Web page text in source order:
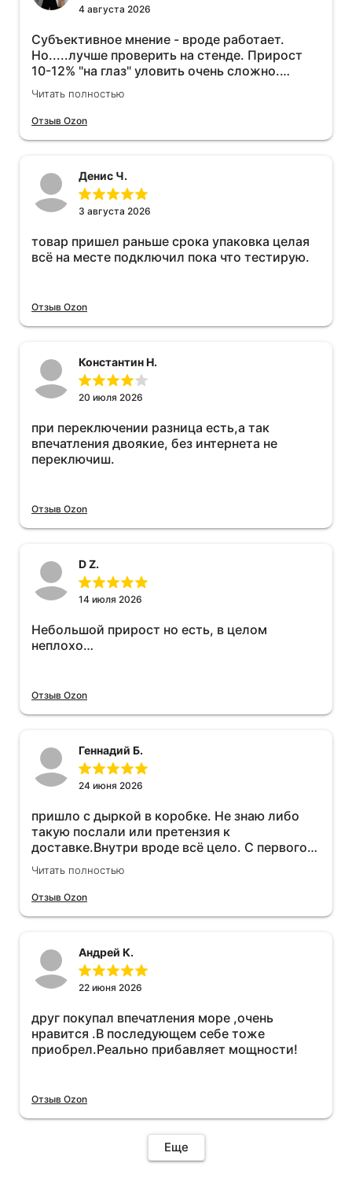
4 августа 2026
Субъективное мнение - вроде работает.
Но.....лучше проверить на стенде. Прирост
10-12% "на глаз" уловить очень сложно.
Покатаюсь, потом отключу и посмотрю, что
будет 😁.
Читать полностью
Отзыв Ozon
Денис Ч.
3 августа 2026
товар пришел раньше срока упаковка целая
всё на месте подключил пока что тестирую.
Отзыв Ozon
Константин Н.
20 июля 2026
при переключении разница есть,а так
впечатления двоякие, без интернета не
переключиш.
Отзыв Ozon
D Z.
14 июля 2026
Небольшой прирост но есть, в целом
неплохо…
Отзыв Ozon
Геннадий Б.
24 июня 2026
пришло с дыркой в коробке. Не знаю либо
такую послали или претензия к
доставке.Внутри вроде всё цело. С первого
раза установить не получается не знаю
может интернет дурит. Четыре звёзды за
упаковку с дыркой.Как опробую дополню
всё установилось по работе устройства
дополню позже ещё не проехал 120
км.Дополняю после пробега 120 км
более энергичный расход не
увеличился.Всем рекомендую к покупке.
Читать полностью
Отзыв Ozon
Андрей К.
22 июня 2026
друг покупал впечатления море ,очень
нравится .В последующем себе тоже
приобрел.Реально прибавляет мощности!
Отзыв Ozon
Еще